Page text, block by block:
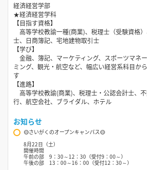
経済経営学部
★経済経営学科
【目指す資格】
高等学校教諭一種(商業)、税理士（受験資格
士、日商簿記、宅地建物取引士
【学び】
金融、簿記、マーケティング、スポーツマネ
ミング、観光・航空など、幅広い経営系科目か
す
【進路】
高等学校教諭(商業)、税理士・公認会計士、
行、航空会社、ブライダル、ホテル
お知らせ
🟡さいがくのオープンキャンパス🟡
8月22日（土）
開催時間
午前の部 9：30～12：30（受付9：00～）
午後の部 13：00～16：00（受付12：30～）